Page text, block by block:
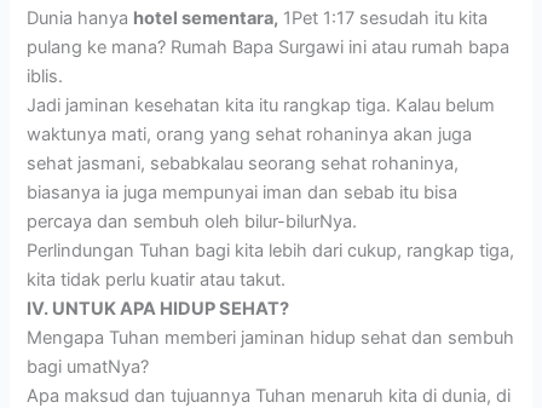
Dunia hanya hotel sementara, 1Pet 1:17 sesudah itu kita
pulang ke mana? Rumah Bapa Surgawi ini atau rumah bapa
iblis.
Jadi jaminan kesehatan kita itu rangkap tiga. Kalau belum
waktunya mati, orang yang sehat rohaninya akan juga
sehat jasmani, sebabkalau seorang sehat rohaninya,
biasanya ia juga mempunyai iman dan sebab itu bisa
percaya dan sembuh oleh bilur-bilurNya.
Perlindungan Tuhan bagi kita lebih dari cukup, rangkap tiga,
kita tidak perlu kuatir atau takut.
IV. UNTUK APA HIDUP SEHAT?
Mengapa Tuhan memberi jaminan hidup sehat dan sembuh
bagi umatNya?
Apa maksud dan tujuannya Tuhan menaruh kita di dunia, di